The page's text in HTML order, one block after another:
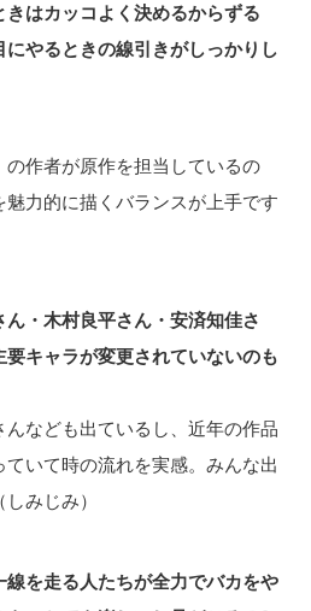
はカッコよく決めるからずる
やるときの線引きがしっかりし
の作者が原作を担当しているの
力的に描くバランスが上手です
・木村良平さん・安済知佳さ
キャラが変更されていないのも
なども出ているし、近年の作品
いて時の流れを実感。みんな出
みじみ）
を走る人たちが全力でバカをや